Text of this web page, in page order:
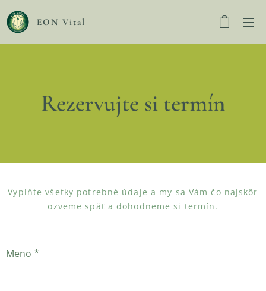
EON Vital
Rezervujte si termín
Vyplňte všetky potrebné údaje a my sa Vám čo najskôr
ozveme späť a dohodneme si termín.
Meno